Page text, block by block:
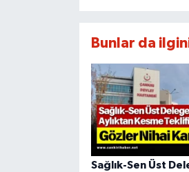
Bunlar da
Sağlık-Sen Üst